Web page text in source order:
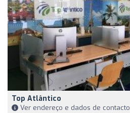
Top Atlântico
Ver endereço e dados de contacto